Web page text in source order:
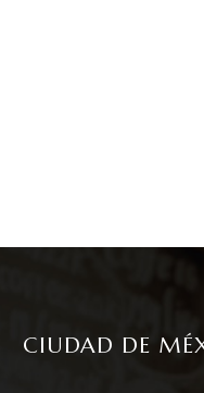
CIUDAD DE